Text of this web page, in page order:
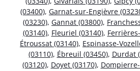
(03400), Garnat-sur-Engièvre
(03230), Gannat (03800),
(03140), Fleuriel (03140),
Étroussat (03140), Espinasse-
(03110), Ébreuil (03450), Durdat
(03120), Doyet (03170),